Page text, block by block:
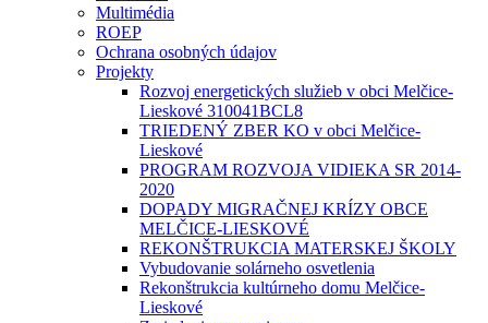
Multimédia
ROEP
Ochrana osobných údajov
Projekty
Rozvoj energetických služieb v obci Melčice-
Lieskové 310041BCL8
TRIEDENÝ ZBER KO v obci Melčice-
Lieskové
PROGRAM ROZVOJA VIDIEKA SR 2014-
2020
DOPADY MIGRAČNEJ KRÍZY OBCE
MELČICE-LIESKOVÉ
REKONŠTRUKCIA MATERSKEJ ŠKOLY
Vybudovanie solárneho osvetlenia
Rekonštrukcia kultúrneho domu Melčice-
Lieskové